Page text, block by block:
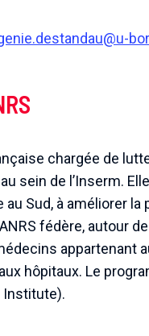
chargée de
sein de l’Inserm.
au Sud, à améliorer
fédère, autour
appartenant
hôpitaux. Le
Institute).